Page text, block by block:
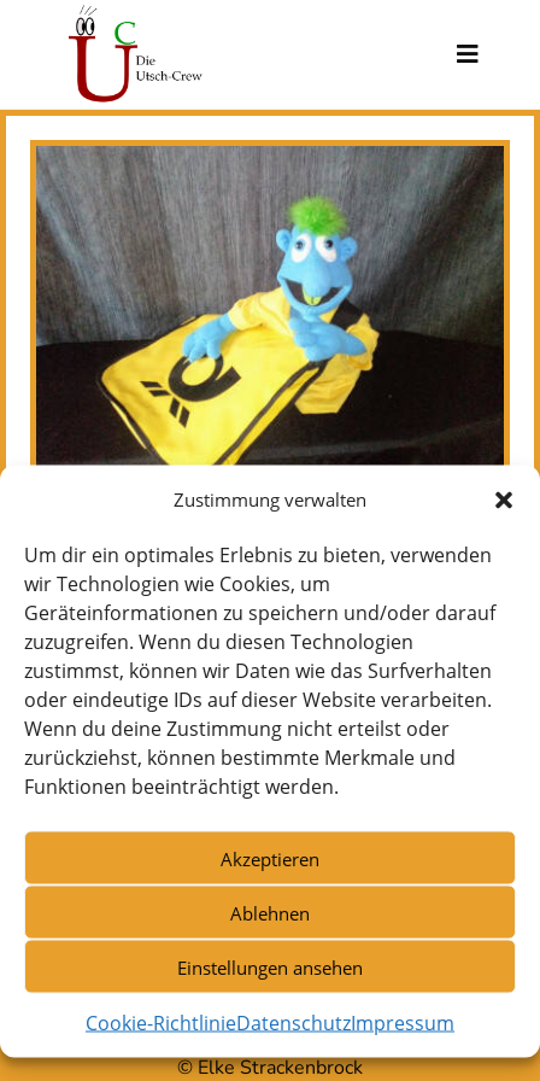
Zustimmung verwalten
Um dir ein optimales Erlebnis zu bieten, verwenden
wir Technologien wie Cookies, um
Geräteinformationen zu speichern und/oder darauf
zuzugreifen. Wenn du diesen Technologien
zustimmst, können wir Daten wie das Surfverhalten
oder eindeutige IDs auf dieser Website verarbeiten.
Wenn du deine Zustimmung nicht erteilst oder
zurückziehst, können bestimmte Merkmale und
Funktionen beeinträchtigt werden.
Akzeptieren
Ablehnen
Einstellungen ansehen
Cookie-RichtlinieDatenschutzImpressum
Foto: Elke Strackenbrock
Kontakt:
Utsch-Crew
Elke Strackenbrock
Österblick 5
25704 Meldorf
e_strackenbrock@yahoo.de
Die Utsch-Crew…
… die wollen nur spielen!
© Elke Strackenbrock